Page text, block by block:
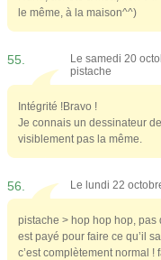
le même, à la maison^^)
55.
Le samedi 20
pistache
Intégrité !Bravo !
Je connais un dessinateur
visiblement pas la même.
56. Le lundi 22
pistache > hop hop hop, pas
est payé pour faire ce qu’il
c’est complètement normal